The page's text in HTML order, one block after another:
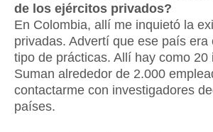
de los ejércitos privados?
En Colombia, allí me inquietó la
privadas. Advertí que ese país
tipo de prácticas. Allí hay como
Suman alrededor de 2.000
contactarme con investigadores
países.